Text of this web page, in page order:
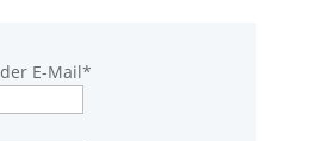
E-Mail*